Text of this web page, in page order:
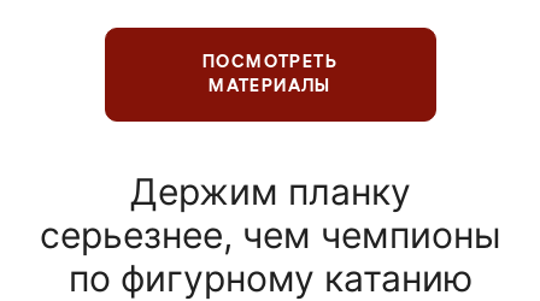
ПОСМОТРЕТЬ
МАТЕРИАЛЫ
Держим планку
серьезнее, чем чемпионы
по фигурному катанию